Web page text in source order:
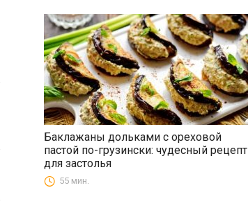
Закуски
Баклажаны дольками с ореховой
пастой по-грузински: чудесный рецепт
для застолья
55 мин.